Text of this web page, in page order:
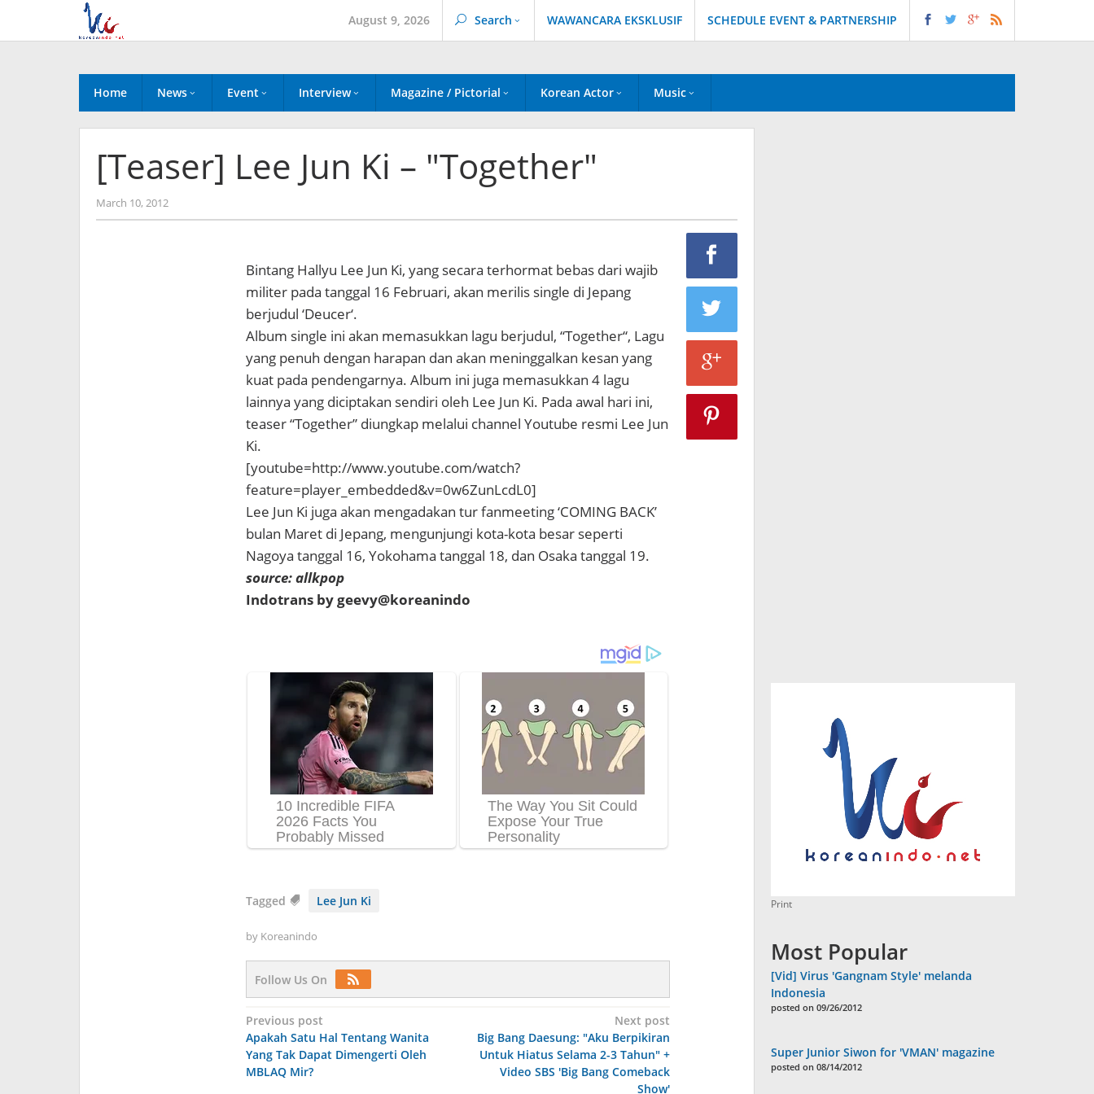
content
August 9, 2026 Search WAWANCARA EKSKLUSIF SCHEDULE EVENT & PARTNERSHIP
Home News Event Interview Magazine / Pictorial Korean Actor Music
[Teaser] Lee Jun Ki – "Together"
March 10, 2012by
Koreanindo
Bintang Hallyu Lee Jun Ki, yang secara terhormat bebas dari wajib
militer pada tanggal 16 Februari, akan merilis single di Jepang
berjudul ‘Deucer‘.
Album single ini akan memasukkan lagu berjudul, “Together“, Lagu
yang penuh dengan harapan dan akan meninggalkan kesan yang
kuat pada pendengarnya. Album ini juga memasukkan 4 lagu
lainnya yang diciptakan sendiri oleh Lee Jun Ki. Pada awal hari ini,
teaser “Together” diungkap melalui channel Youtube resmi Lee Jun
Ki.
[youtube=http://www.youtube.com/watch?
feature=player_embedded&v=0w6ZunLcdL0]
Lee Jun Ki juga akan mengadakan tur fanmeeting ‘COMING BACK’
bulan Maret di Jepang, mengunjungi kota-kota besar seperti
Nagoya tanggal 16, Yokohama tanggal 18, dan Osaka tanggal 19.
source: allkpop
Indotrans by geevy@koreanindo
Tagged Lee Jun Ki
by Koreanindo
Follow Us On
Post
navigation
Previous post
Apakah Satu Hal Tentang Wanita
Yang Tak Dapat Dimengerti Oleh
MBLAQ Mir?
Next post
Big Bang Daesung: "Aku Berpikiran
Untuk Hiatus Selama 2-3 Tahun" +
Video SBS 'Big Bang Comeback
Show'
Print
Most Popular
[Vid] Virus 'Gangnam Style' melanda
Indonesia
posted on 09/26/2012
Super Junior Siwon for 'VMAN' magazine
posted on 08/14/2012